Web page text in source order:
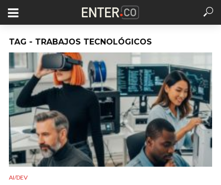
TAG - TRABAJOS TECNOLÓGICOS
AI/DEV